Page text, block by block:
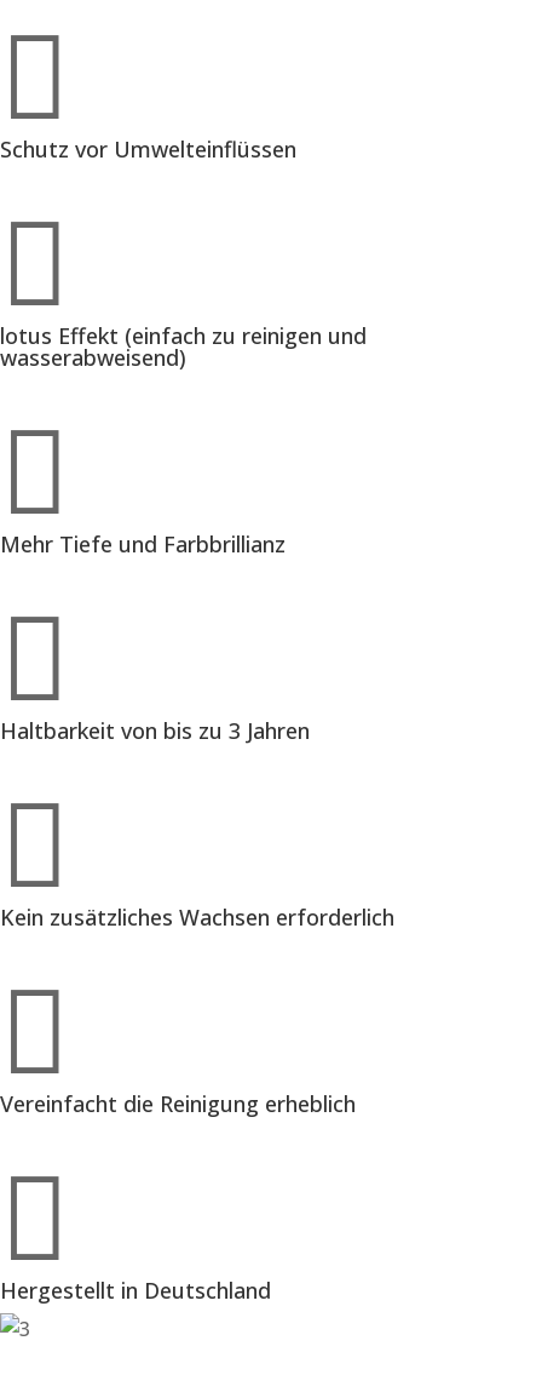

Schutz vor Umwelteinflüssen

lotus Effekt (einfach zu reinigen und
wasserabweisend)

Mehr Tiefe und Farbbrillianz

Haltbarkeit von bis zu 3 Jahren

Kein zusätzliches Wachsen erforderlich

Vereinfacht die Reinigung erheblich

Hergestellt in Deutschland